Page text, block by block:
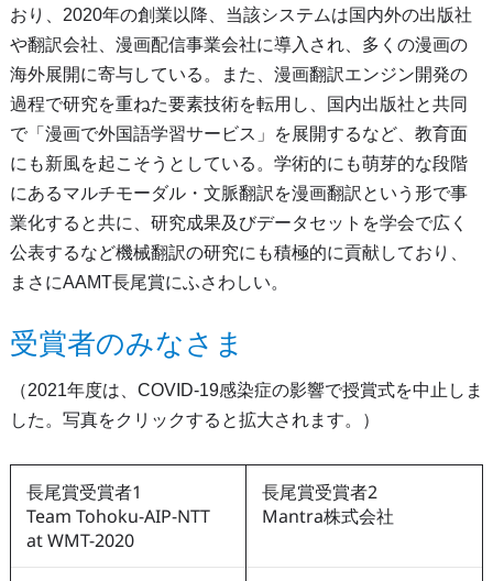
おり、2020年の創業以降、当該システムは国内外の出版社
や翻訳会社、漫画配信事業会社に導入され、多くの漫画の
海外展開に寄与している。また、漫画翻訳エンジン開発の
過程で研究を重ねた要素技術を転用し、国内出版社と共同
で「漫画で外国語学習サービス」を展開するなど、教育面
にも新風を起こそうとしている。学術的にも萌芽的な段階
にあるマルチモーダル・文脈翻訳を漫画翻訳という形で事
業化すると共に、研究成果及びデータセットを学会で広く
公表するなど機械翻訳の研究にも積極的に貢献しており、
まさにAAMT長尾賞にふさわしい。
受賞者のみなさま
（2021年度は、COVID-19感染症の影響で授賞式を中止しま
した。写真をクリックすると拡大されます。）
長尾賞受賞者1
Team Tohoku-AIP-NTT
at WMT-2020
長尾賞受賞者2
Mantra株式会社